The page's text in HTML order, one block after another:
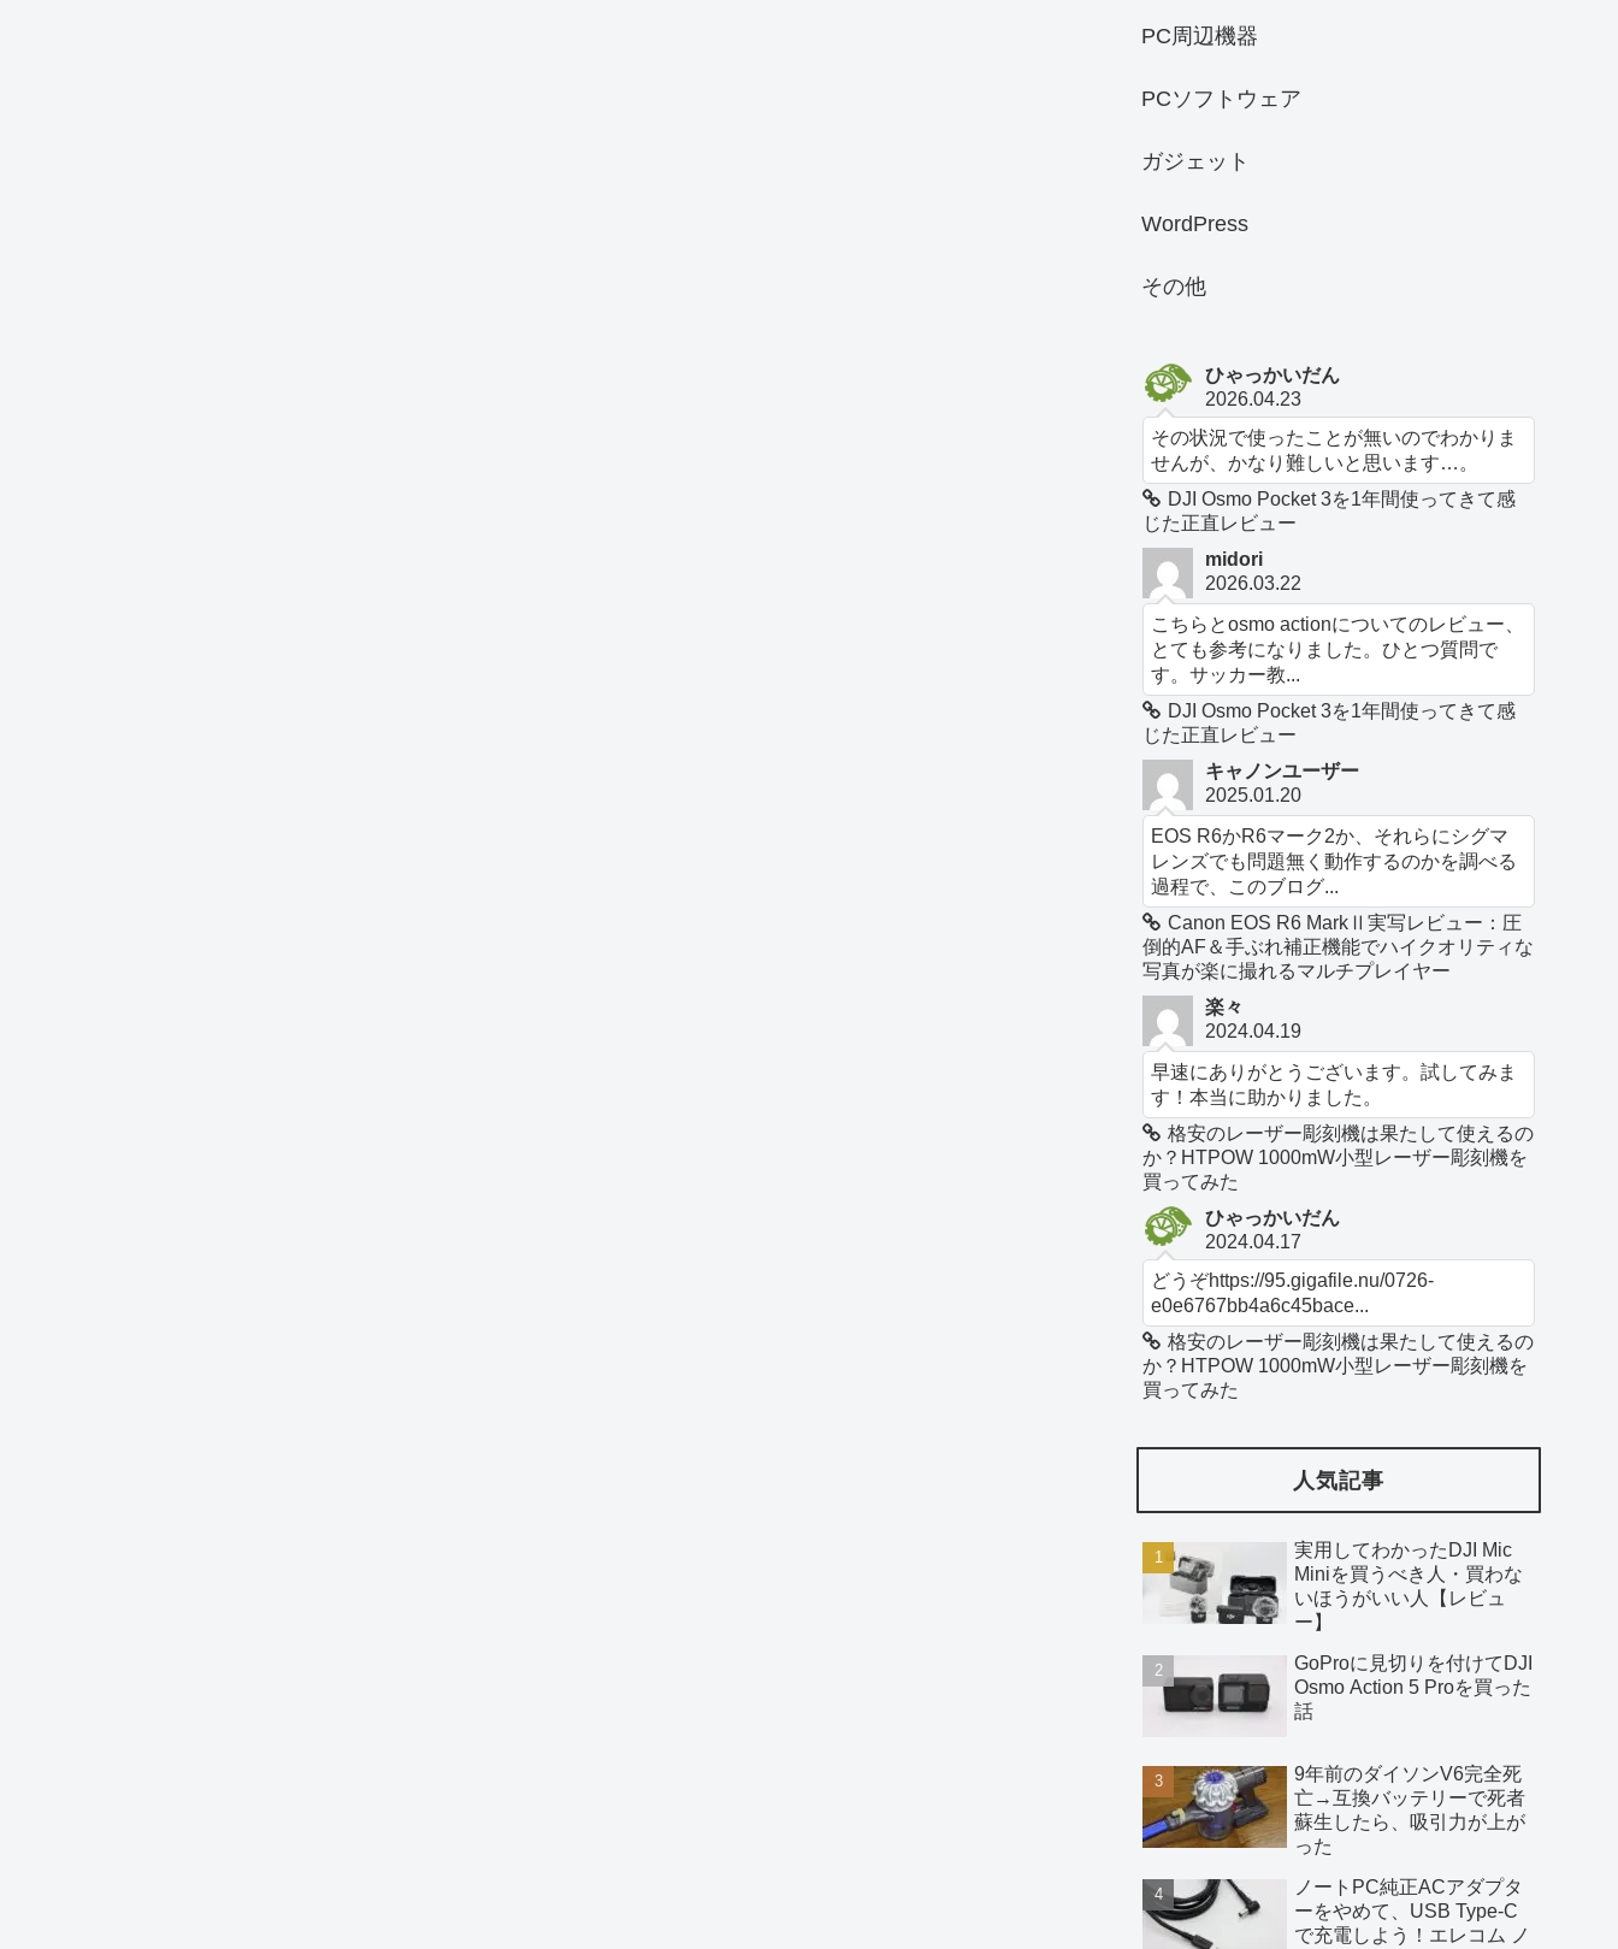
PC周辺機器
PCソフトウェア
ガジェット
WordPress
その他
ひゃっかいだん
2026.04.23
その状況で使ったことが無いのでわかりま
せんが、かなり難しいと思います…。
DJI Osmo Pocket 3を1年間使ってきて感
じた正直レビュー
midori
2026.03.22
こちらとosmo actionについてのレビュー、
とても参考になりました。ひとつ質問で
す。サッカー教...
DJI Osmo Pocket 3を1年間使ってきて感
じた正直レビュー
キャノンユーザー
2025.01.20
EOS R6かR6マーク2か、それらにシグマ
レンズでも問題無く動作するのかを調べる
過程で、このブログ...
Canon EOS R6 MarkⅡ実写レビュー：圧
倒的AF＆手ぶれ補正機能でハイクオリティな
写真が楽に撮れるマルチプレイヤー
楽々
2024.04.19
早速にありがとうございます。試してみま
す！本当に助かりました。
格安のレーザー彫刻機は果たして使えるの
か？HTPOW 1000mW小型レーザー彫刻機を
買ってみた
ひゃっかいだん
2024.04.17
どうぞhttps://95.gigafile.nu/0726-
e0e6767bb4a6c45bace...
格安のレーザー彫刻機は果たして使えるの
か？HTPOW 1000mW小型レーザー彫刻機を
買ってみた
人気記事
実用してわかったDJI Mic
Miniを買うべき人・買わな
いほうがいい人【レビュ
ー】
GoProに見切りを付けてDJI
Osmo Action 5 Proを買った
話
9年前のダイソンV6完全死
亡→互換バッテリーで死者
蘇生したら、吸引力が上が
った
ノートPC純正ACアダプタ
ーをやめて、USB Type-C
で充電しよう！エレコム ノ